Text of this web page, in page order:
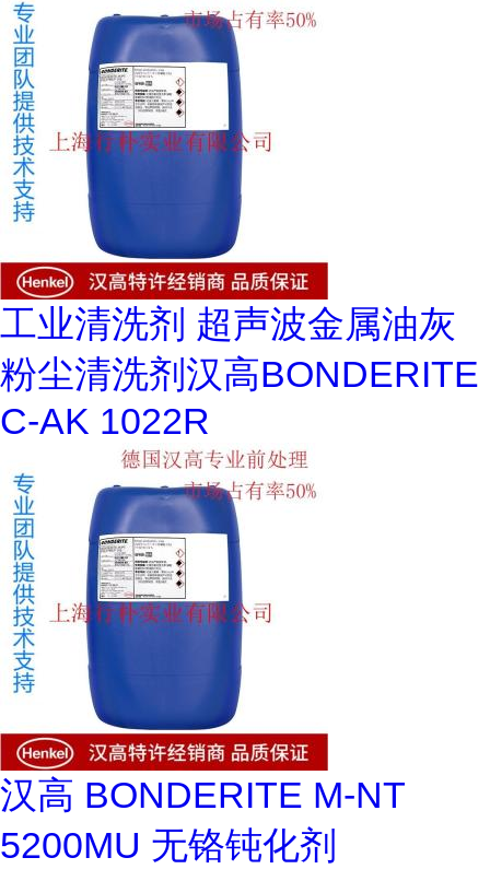
工业清洗剂 超声波金属油灰
粉尘清洗剂汉高BONDERITE
C-AK 1022R
汉高 BONDERITE M-NT
5200MU 无铬钝化剂